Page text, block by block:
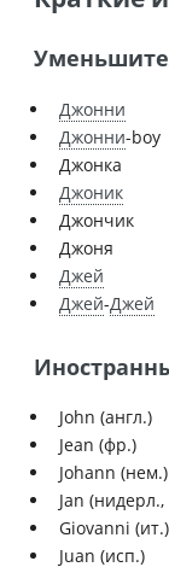
Джонни
Джонни-boy
Джонка
Джоник
Джончик
Джоня
Джей
Джей-Джей
John (англ.)
Jean (фр.)
Johann (нем.)
Jan
Giovanni (ит.)
Juan (исп.)